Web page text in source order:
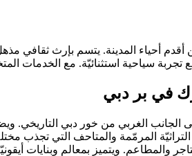
أقدم أحياء المدينة. يتسم بإرث ثقافي
سياحية استثنائيّة. مع الخدمات
في بر دبي
الغربي من خور دبي التاريخي.
التراثيّة المرمّمة والمتاحف التي تجذب
والمطاعم. ويتميز بمعالم وبنايات